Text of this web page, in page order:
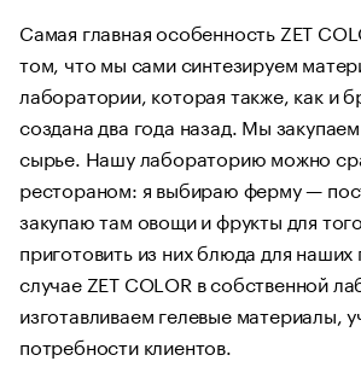
Самая главная особенность ZET
том, что мы сами синтезируем
лаборатории, которая также, как и
создана два года назад. Мы
сырье. Нашу лабораторию можно
рестораном: я выбираю ферму —
закупаю там овощи и фрукты для
приготовить из них блюда для наших
случае ZET COLOR в собственной
изготавливаем гелевые материалы,
потребности клиентов.